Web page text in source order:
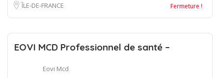
ÎLE-DE-FRANCE Fermeture !
EOVI MCD Professionnel de santé –
Eovi Mcd